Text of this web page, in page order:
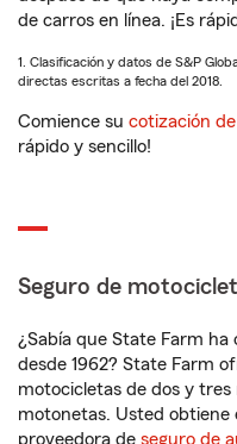
de carros en línea. ¡Es
1. Clasificación y datos de S&P
directas escritas a fecha del 2018.
Comience su cotización
rápido y sencillo!
Seguro de
¿Sabía que State Farm
desde 1962? State Farm
motocicletas de dos y
motonetas. Usted obtiene
proveedora de seguro de